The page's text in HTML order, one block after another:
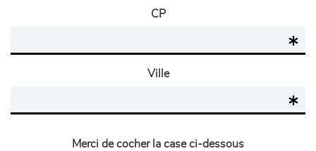
CP
Ville
Merci de cocher la case ci-dessous